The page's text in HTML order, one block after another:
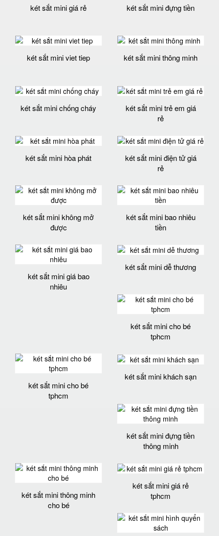
két sắt mini giá rẻ két sắt mini đựng tiền
két sắt mini viet tiep két sắt mini thông minh
két sắt mini chống cháy
két sắt mini trẻ em giá
rẻ
két sắt mini hòa phát
két sắt mini điện tử giá
rẻ
két sắt mini không mở
được
két sắt mini bao nhiêu
tiền
két sắt mini giá bao
nhiêu
két sắt mini dễ thương
két sắt mini cho bé
tphcm
két sắt mini cho bé
tphcm
két sắt mini khách sạn
két sắt mini đựng tiền
thông minh
két sắt mini thông minh
cho bé
két sắt mini giá rẻ
tphcm